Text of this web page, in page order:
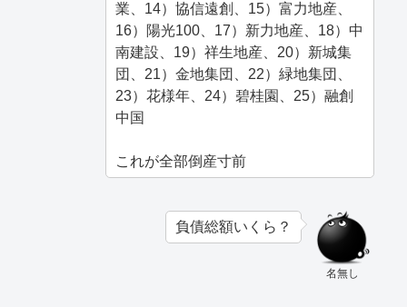
業、14）協信遠創、15）富力地産、
16）陽光100、17）新力地産、18）中
南建設、19）祥生地産、20）新城集
団、21）金地集団、22）緑地集団、
23）花様年、24）碧桂園、25）融創
中国
これが全部倒産寸前
名無し
負債総額いくら？